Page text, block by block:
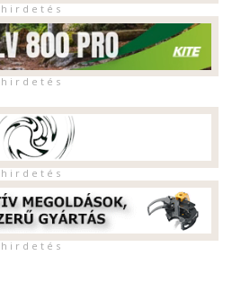
h i r d e t é s
h i r d e t é s
h i r d e t é s
h i r d e t é s